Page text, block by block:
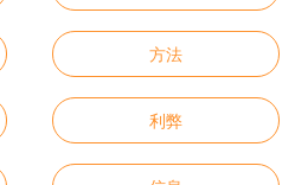
方法
利弊